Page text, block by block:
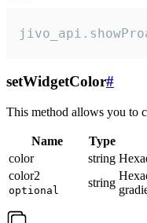
setWidgetColor#
This method allows you to
Name Type
color
string
color2
optional
string